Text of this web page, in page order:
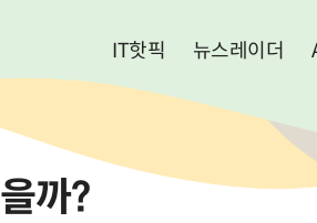
IT핫픽 뉴스레이더
까?